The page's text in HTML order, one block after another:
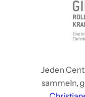
Jeden
sammeln,